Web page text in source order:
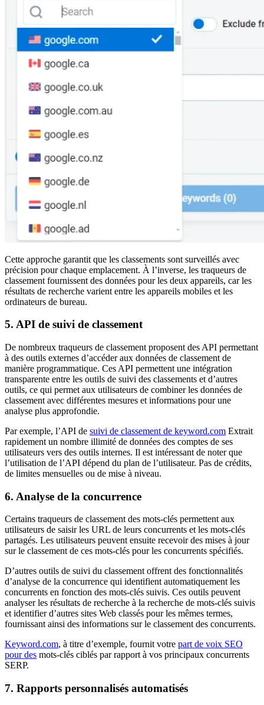
Cette approche garantit que les classements sont surveillés avec
précision pour chaque emplacement. À l’inverse, les traqueurs de
classement fournissent des données pour les deux appareils, car les
résultats de recherche varient entre les appareils mobiles et les
ordinateurs de bureau.
5. API de suivi de classement
De nombreux traqueurs de classement proposent des API permettant
à des outils externes d’accéder aux données de classement de
manière programmatique. Ces API permettent une intégration
transparente entre les outils de suivi des classements et d’autres
outils, ce qui permet aux utilisateurs de combiner les données de
classement avec différentes mesures et informations pour une
analyse plus approfondie.
Par exemple, l’API de suivi de classement de keyword.com Extrait
rapidement un nombre illimité de données des comptes de ses
utilisateurs vers des outils internes. Il est intéressant de noter que
l’utilisation de l’API dépend du plan de l’utilisateur. Pas de crédits,
de limites mensuelles ou de mise à niveau.
6. Analyse de la concurrence
Certains traqueurs de classement des mots-clés permettent aux
utilisateurs de saisir les URL de leurs concurrents et les mots-clés
partagés. Les utilisateurs peuvent ensuite recevoir des mises à jour
sur le classement de ces mots-clés pour les concurrents spécifiés.
D’autres outils de suivi du classement offrent des fonctionnalités
d’analyse de la concurrence qui identifient automatiquement les
concurrents en fonction des mots-clés suivis. Ces outils peuvent
analyser les résultats de recherche à la recherche de mots-clés suivis
et identifier d’autres sites Web classés pour les mêmes termes,
fournissant ainsi des informations sur le classement des concurrents.
Keyword.com, à titre d’exemple, fournit votre part de voix SEO
pour des mots-clés ciblés par rapport à vos principaux concurrents
SERP.
7. Rapports personnalisés automatisés